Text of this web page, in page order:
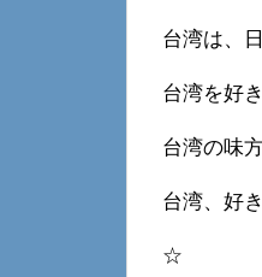
台湾は、
台湾を好
台湾の味
台湾、好
☆